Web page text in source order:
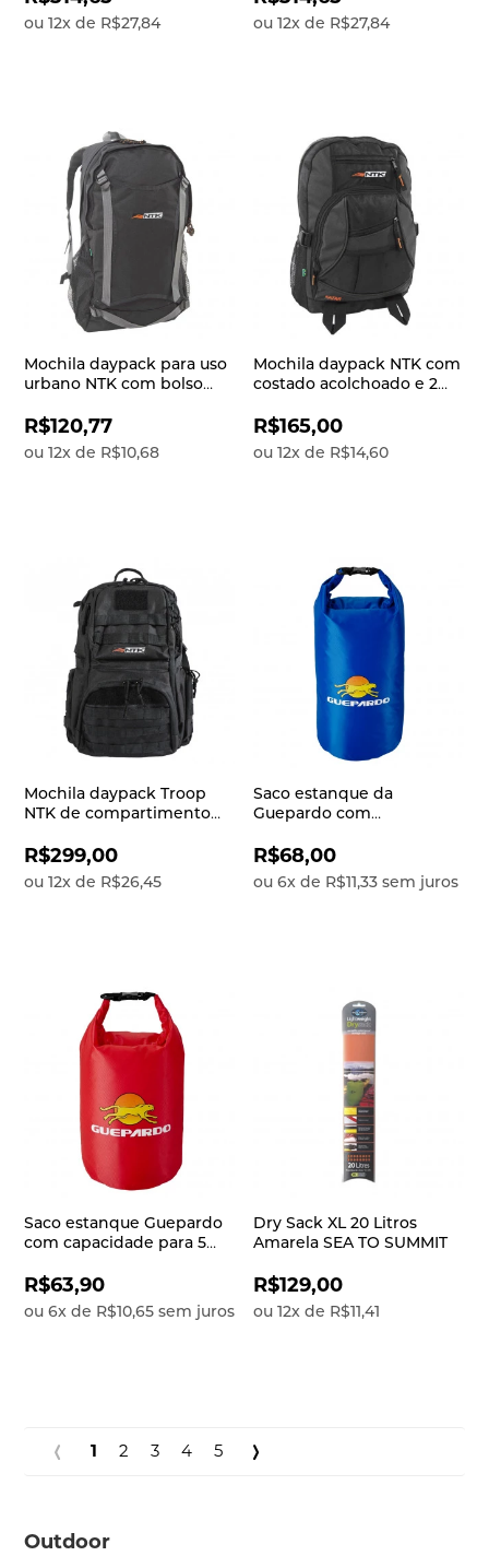
ou12x de R$27,84 ou 12xde R$27,84
Mochila daypack para uso
urbano NTK com bolso
organizadores Street
Preto
R$120,77
ou12x de R$10,68
Mochila daypack NTK com
costado acolchoado e 2
Preto
R$165,00
ou 12xde R$14,60
Mochila daypack Troop
NTK de compartimento
resistente
R$299,00
ou12x de R$26,45
Saco estanque da
Guepardo com
Keep Dry
R$68,00
ou 6xde R$11,33sem juros
Saco estanque Guepardo
com capacidade para 5
R$63,90
ou6x de R$10,65 sem juros
Dry Sack XL 20 Litros
Amarela SEA TO SUMMIT
R$129,00
ou 12xde R$11,41
1 2 3 4 5
Outdoor